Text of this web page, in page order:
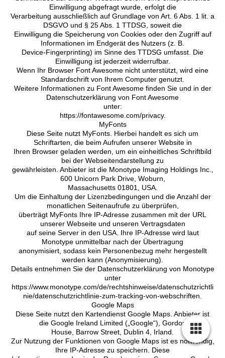
Einwilligung abgefragt wurde, erfolgt die
Verarbeitung ausschließlich auf Grundlage von Art. 6 Abs. 1 lit. a
DSGVO und § 25 Abs. 1 TTDSG, soweit die
Einwilligung die Speicherung von Cookies oder den Zugriff auf
Informationen im Endgerät des Nutzers (z. B.
Device-Fingerprinting) im Sinne des TTDSG umfasst. Die
Einwilligung ist jederzeit widerrufbar.
Wenn Ihr Browser Font Awesome nicht unterstützt, wird eine
Standardschrift von Ihrem Computer genutzt.
Weitere Informationen zu Font Awesome finden Sie und in der
Datenschutzerklärung von Font Awesome
unter:
https://fontawesome.com/privacy.
MyFonts
Diese Seite nutzt MyFonts. Hierbei handelt es sich um
Schriftarten, die beim Aufrufen unserer Website in
Ihren Browser geladen werden, um ein einheitliches Schriftbild
bei der Webseitendarstellung zu
gewährleisten. Anbieter ist die Monotype Imaging Holdings Inc.,
600 Unicorn Park Drive, Woburn,
Massachusetts 01801, USA.
Um die Einhaltung der Lizenzbedingungen und die Anzahl der
monatlichen Seitenaufrufe zu überprüfen,
überträgt MyFonts Ihre IP-Adresse zusammen mit der URL
unserer Webseite und unseren Vertragsdaten
auf seine Server in den USA. Ihre IP-Adresse wird laut
Monotype unmittelbar nach der Übertragung
anonymisiert, sodass kein Personenbezug mehr hergestellt
werden kann (Anonymisierung).
Details entnehmen Sie der Datenschutzerklärung von Monotype
unter
https://www.monotype.com/de/rechtshinweise/datenschutzrichtli
nie/datenschutzrichtlinie-zum-tracking-von-webschriften.
Google Maps
Diese Seite nutzt den Kartendienst Google Maps. Anbieter ist
die Google Ireland Limited („Google“), Gordon
House, Barrow Street, Dublin 4, Irland.
Zur Nutzung der Funktionen von Google Maps ist es notwendig,
Ihre IP-Adresse zu speichern. Diese